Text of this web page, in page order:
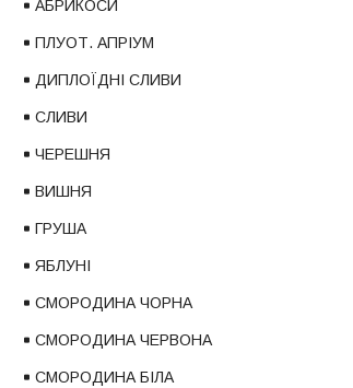
АБРИКОСИ
ПЛУОТ. АПРІУМ
ДИПЛОЇДНІ СЛИВИ
СЛИВИ
ЧЕРЕШНЯ
ВИШНЯ
ГРУША
ЯБЛУНІ
СМОРОДИНА ЧОРНА
СМОРОДИНА ЧЕРВОНА
СМОРОДИНА БІЛА